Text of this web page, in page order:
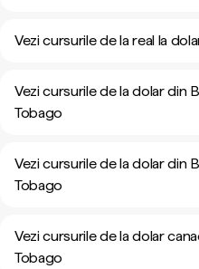
Vezi cursurile de la real la
Vezi cursurile de la dolar din
Tobago
Vezi cursurile de la dolar din
Tobago
Vezi cursurile de la dolar
Tobago